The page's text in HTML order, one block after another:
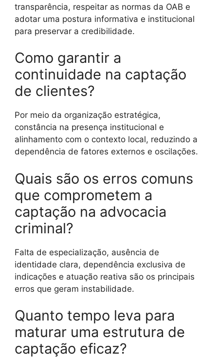
transparência, respeitar as normas da OAB e
adotar uma postura informativa e institucional
para preservar a credibilidade.
Como garantir a
continuidade na captação
de clientes?
Por meio da organização estratégica,
constância na presença institucional e
alinhamento com o contexto local, reduzindo a
dependência de fatores externos e oscilações.
Quais são os erros comuns
que comprometem a
captação na advocacia
criminal?
Falta de especialização, ausência de
identidade clara, dependência exclusiva de
indicações e atuação reativa são os principais
erros que geram instabilidade.
Quanto tempo leva para
maturar uma estrutura de
captação eficaz?